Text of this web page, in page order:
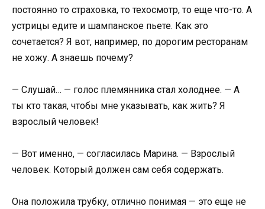
постоянно то страховка, то техосмотр, то еще что-то. А
устрицы едите и шампанское пьете. Как это
сочетается? Я вот, например, по дорогим ресторанам
не хожу. А знаешь почему?
— Слушай… — голос племянника стал холоднее. — А
ты кто такая, чтобы мне указывать, как жить? Я
взрослый человек!
— Вот именно, — согласилась Марина. — Взрослый
человек. Который должен сам себя содержать.
Она положила трубку, отлично понимая — это еще не